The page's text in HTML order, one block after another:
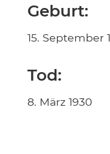
Geburt:
15. September
Tod:
8. März 1930